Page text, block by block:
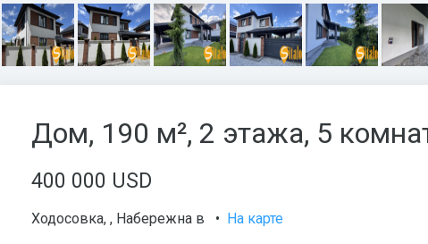
Дом, 190 м², 2 этажа, 5
400 000 USD
Ходосовка, , Набережна в • На карте